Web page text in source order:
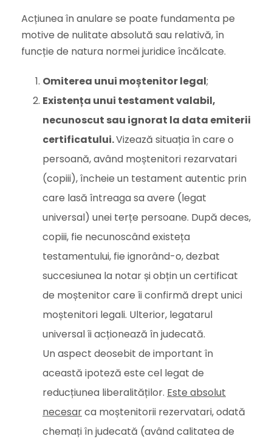
Acțiunea în anulare se poate fundamenta pe
motive de nulitate absolută sau relativă, în
funcție de natura normei juridice încălcate.
Omiterea unui moștenitor legal;
Existența unui testament valabil,
necunoscut sau ignorat la data emiterii
certificatului.Vizează situația în care o
persoană, având moștenitori rezarvatari
(copiii), încheie un testament autentic prin
care lasă întreaga sa avere (legat
universal) unei terțe persoane. După deces,
copiii, fie necunoscând existeța
testamentului, fie ignorând-o, dezbat
succesiunea la notar și obțin un certificat
de moștenitor care îi confirmă drept unici
moștenitori legali. Ulterior, legatarul
universal îi acționează în judecată.
Un aspect deosebit de important în
această ipoteză este cel legat de
reducțiunea liberalităților. Este absolut
necesarca moștenitorii rezervatari, odată
chemați în judecată (având calitatea de